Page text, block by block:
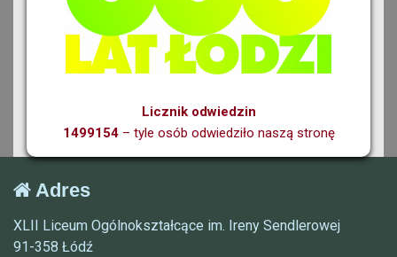
Licznik odwiedzin
1499154– tyle osób odwiedziło naszą stronę
Adres
XLII Liceum Ogólnokształcące im. Ireny Sendlerowej
91-358 Łódź